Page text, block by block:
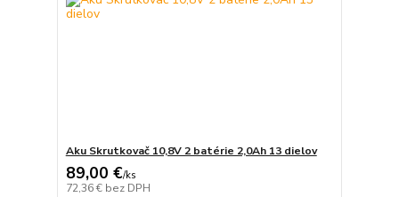
Aku Skrutkovač 10,8V 2 batérie 2,0Ah 13 dielov
89,00 €/ks
72,36 € bez DPH